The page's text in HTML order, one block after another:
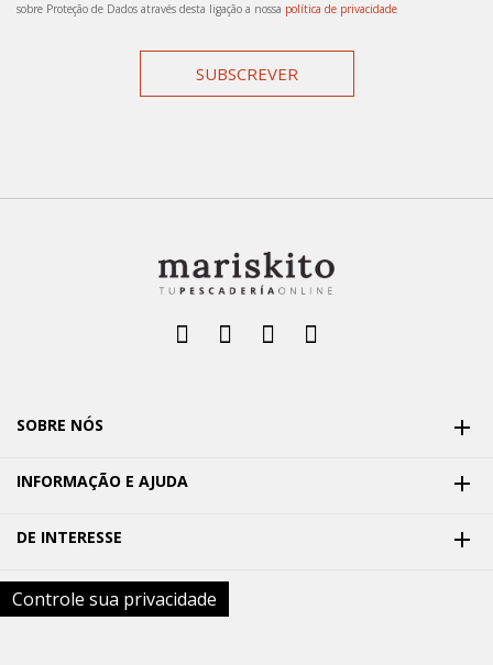
sobre Proteção de Dados através desta ligação a nossa política de privacidade
SUBSCREVER
SOBRE NÓS 
INFORMAÇÃO E AJUDA 
DE INTERESSE 
Controle sua privacidade